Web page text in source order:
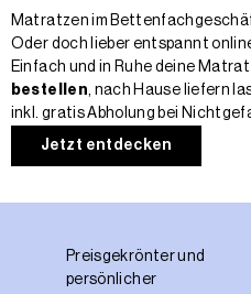
Matratzen im
Oder doch lieber entspannt
Einfach und in Ruhe deine
bestellen , nach Hause liefern
inkl. gratis Abholung bei
Jetzt entdecken
Preisgekrönter und
persönlicher